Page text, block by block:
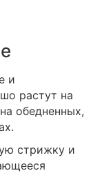
и
растут на
обедненных,
стрижку и